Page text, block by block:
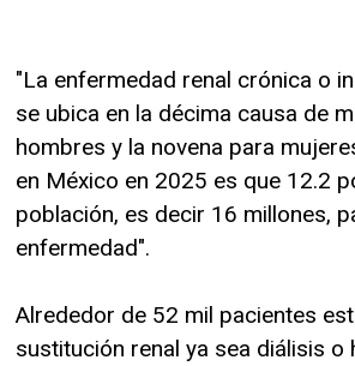
"La enfermedad renal crónica o
se ubica en la décima causa de
hombres y la novena para
en México en 2025 es que 12.2
población, es decir 16 millones,
enfermedad".
Alrededor de 52 mil pacientes
sustitución renal ya sea diálisis o